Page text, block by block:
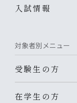
入試情報
対象者別メニュー
受験生の方
在学生の方